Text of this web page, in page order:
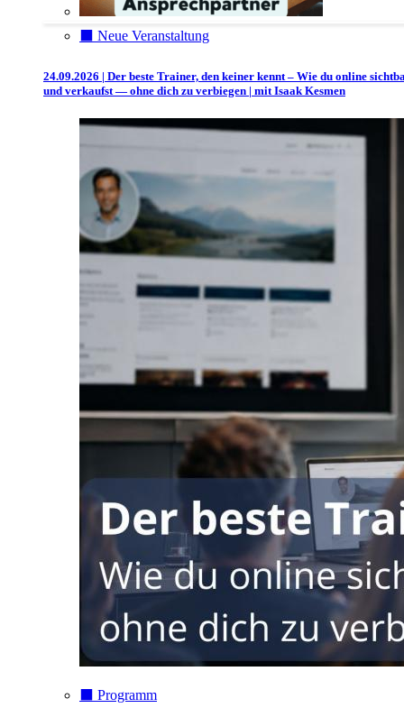
⬛️ Neue Veranstaltung
24.09.2026 | Der beste Trainer, den keiner kennt – Wie du online
und verkaufst — ohne dich zu verbiegen | mit Isaak Kesmen
⬛️ Programm